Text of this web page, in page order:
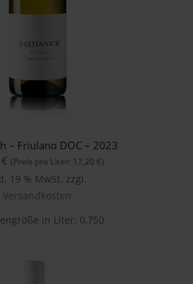
– Friulano DOC – 2023
€ (Preis pro Liter: 17,20 €)
19 % MwSt. zzgl.
Versandkosten
in Liter: 0,750